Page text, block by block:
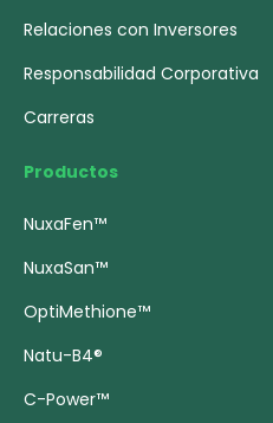
Relaciones con Inversores
Responsabilidad Corporativa
Carreras
Productos
NuxaFen™
NuxaSan™
OptiMethione™
Natu-B4®
C-Power™